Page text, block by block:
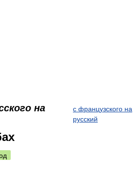
на
с французского на
русский